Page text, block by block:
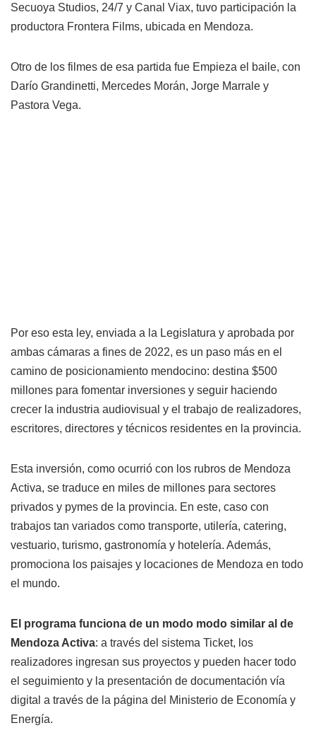
Secuoya Studios, 24/7 y Canal Viax, tuvo participación la
productora Frontera Films, ubicada en Mendoza.
Otro de los filmes de esa partida fue Empieza el baile, con
Darío Grandinetti, Mercedes Morán, Jorge Marrale y
Pastora Vega.
Por eso esta ley, enviada a la Legislatura y aprobada por
ambas cámaras a fines de 2022, es un paso más en el
camino de posicionamiento mendocino: destina $500
millones para fomentar inversiones y seguir haciendo
crecer la industria audiovisual y el trabajo de realizadores,
escritores, directores y técnicos residentes en la provincia.
Esta inversión, como ocurrió con los rubros de Mendoza
Activa, se traduce en miles de millones para sectores
privados y pymes de la provincia. En este, caso con
trabajos tan variados como transporte, utilería, catering,
vestuario, turismo, gastronomía y hotelería. Además,
promociona los paisajes y locaciones de Mendoza en todo
el mundo.
El programa funciona de un modo modo similar al de
Mendoza Activa: a través del sistema Ticket, los
realizadores ingresan sus proyectos y pueden hacer todo
el seguimiento y la presentación de documentación vía
digital a través de la página del Ministerio de Economía y
Energía.